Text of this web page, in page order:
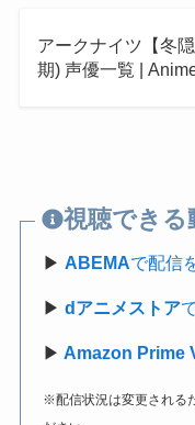
アークナイツ【冬
期) 声優一覧 |
視聴できる
▶ABEMAで配信
▶dアニメストア
▶ Amazon Prime
※配信状況は変更される